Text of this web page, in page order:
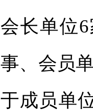
会长单位6
事、会员
于成员单